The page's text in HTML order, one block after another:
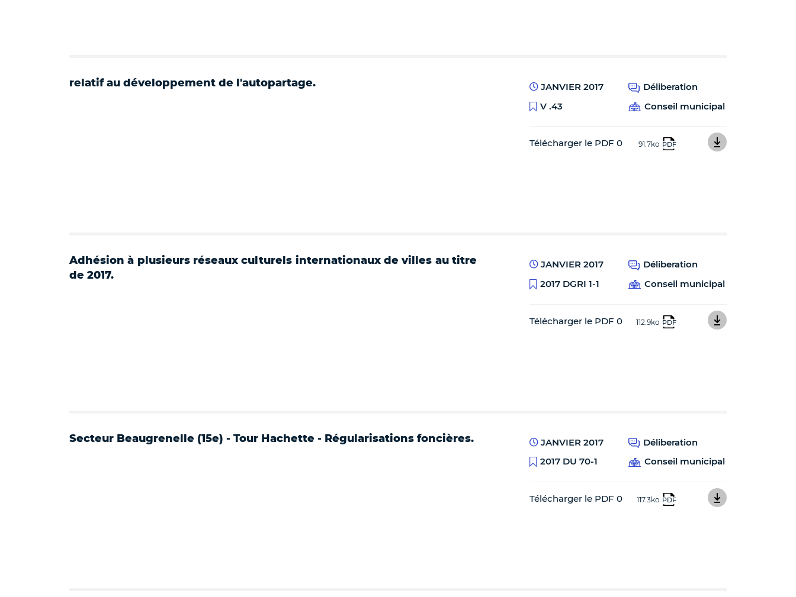
relatif au développement de l'autopartage. JANVIER 2017
Déliberation
V .43
Conseil municipal
Télécharger le PDF 0 91.7ko PDF
Adhésion à plusieurs réseaux culturels internationaux de villes au titre
de 2017.
JANVIER 2017
Déliberation
2017 DGRI 1-1
Conseil municipal
Télécharger le PDF 0 112.9ko PDF
Secteur Beaugrenelle (15e) - Tour Hachette - Régularisations foncières. JANVIER 2017
Déliberation
2017 DU 70-1
Conseil municipal
Télécharger le PDF 0 117.3ko PDF